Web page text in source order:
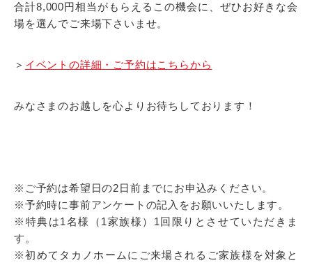
合計8,000円相当がもらえるこの機会に、ぜひお好きな会
場を選んでご来場下さいませ。
＞ イベントの詳細・ご予約はこちらから
みなさまのお越しを心よりお待ちしております！
※ご予約は希望日の2日前までにお申込みください。
※予約時に事前アンケートの記入をお願いいたします。
※特典は1名様（1家族様）1回限りとさせていただきま
す。
※初めてタカノホームにご来場されるご家族様を対象と